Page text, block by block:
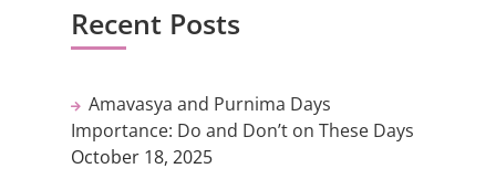
Recent Posts
Amavasya and Purnima Days
Importance: Do and Don’t on These Days
October 18, 2025